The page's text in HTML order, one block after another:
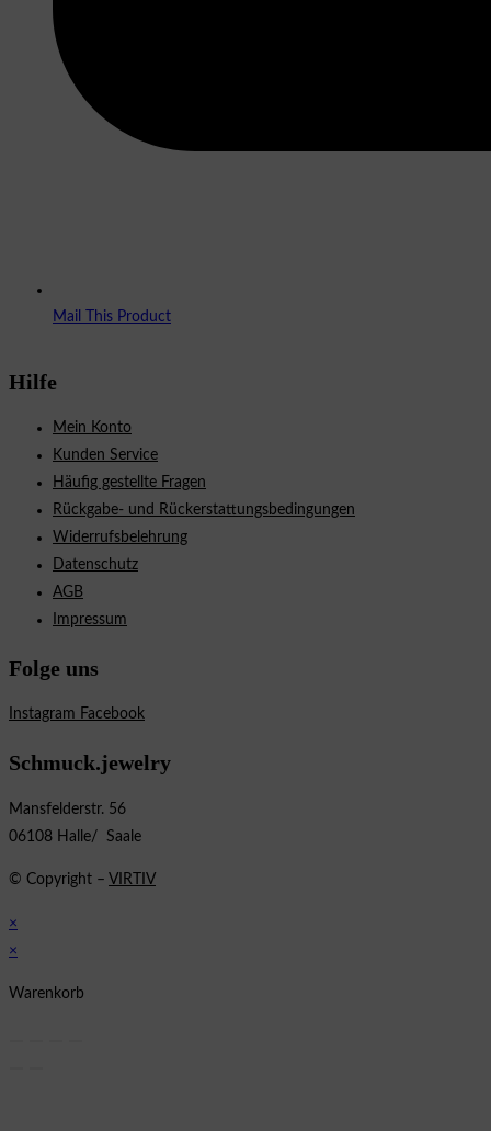
Mail This Product
Hilfe
Mein Konto
Kunden Service
Häufig gestellte Fragen
Rückgabe- und Rückerstattungsbedingungen
Widerrufsbelehrung
Datenschutz
AGB
Impressum
Folge uns
Instagram Facebook
Schmuck.jewelry
Mansfelderstr. 56
06108 Halle/ Saale
© Copyright – VIRTIV
×
×
Warenkorb